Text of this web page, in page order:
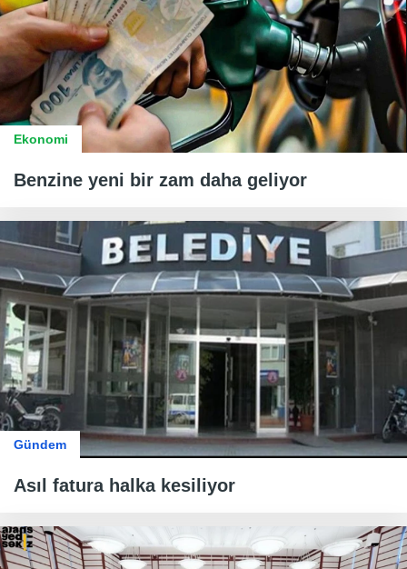
Ekonomi
Benzine yeni bir zam daha geliyor
Gündem
Asıl fatura halka kesiliyor